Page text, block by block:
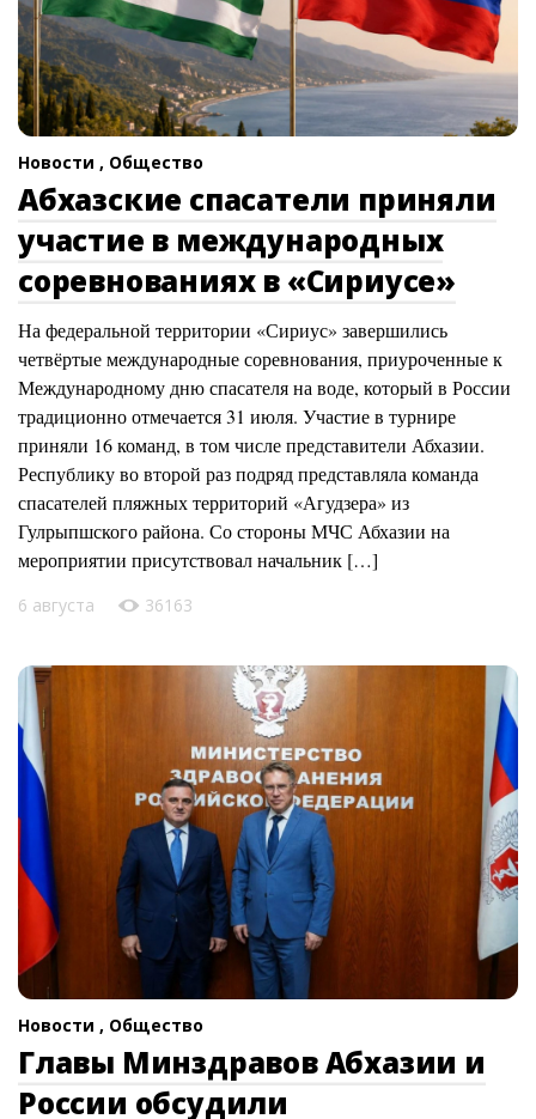
Новости , Общество
Абхазские спасатели приняли
участие в международных
соревнованиях в «Сириусе»
На федеральной территории «Сириус» завершились
четвёртые международные соревнования, приуроченные к
Международному дню спасателя на воде, который в России
традиционно отмечается 31 июля. Участие в турнире
приняли 16 команд, в том числе представители Абхазии.
Республику во второй раз подряд представляла команда
спасателей пляжных территорий «Агудзера» из
Гулрыпшского района. Со стороны МЧС Абхазии на
мероприятии присутствовал начальник […]
6 августа 36163
Новости , Общество
Главы Минздравов Абхазии и
России обсудили